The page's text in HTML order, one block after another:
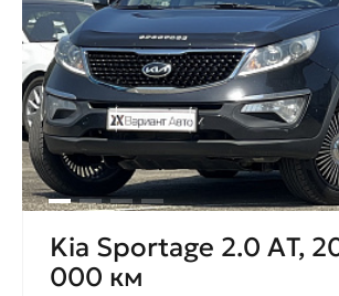
Kia Sportage 2.0 AТ,
000 км